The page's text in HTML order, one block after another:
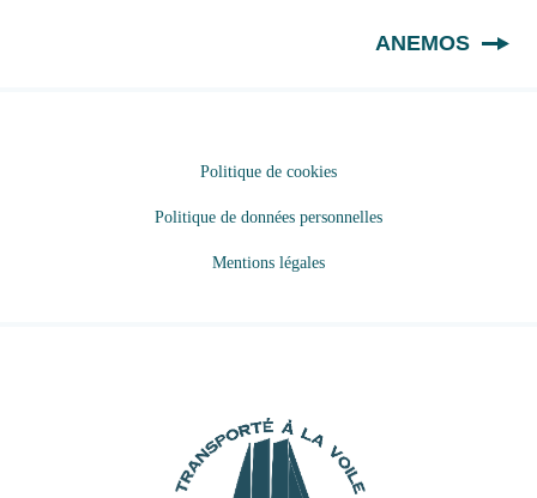
ANEMOS
Politique de cookies
Politique de données personnelles
Mentions légales